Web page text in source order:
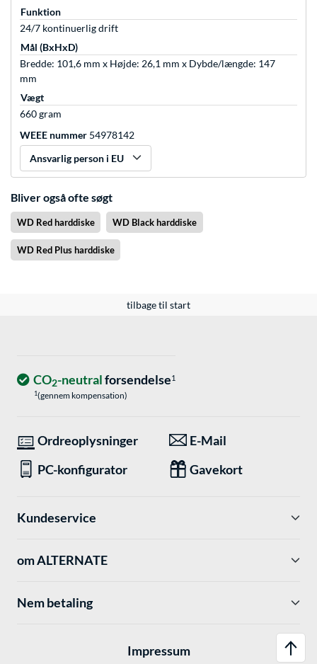
Funktion
24/7 kontinuerlig drift
Mål (BxHxD)
Bredde: 101,6 mm x Højde: 26,1 mm x Dybde/længde: 147
mm
Vægt
660 gram
WEEE nummer 54978142
Ansvarlig person i EU
Bliver også ofte søgt
WD Red harddiske WD Black harddiske
WD Red Plus harddiske
tilbage til start
CO2-neutralforsendelse1
1(gennem kompensation)
Ordreoplysninger
E-Mail
PC-konfigurator
Gavekort
Kundeservice
om ALTERNATE
Nem betaling
Impressum